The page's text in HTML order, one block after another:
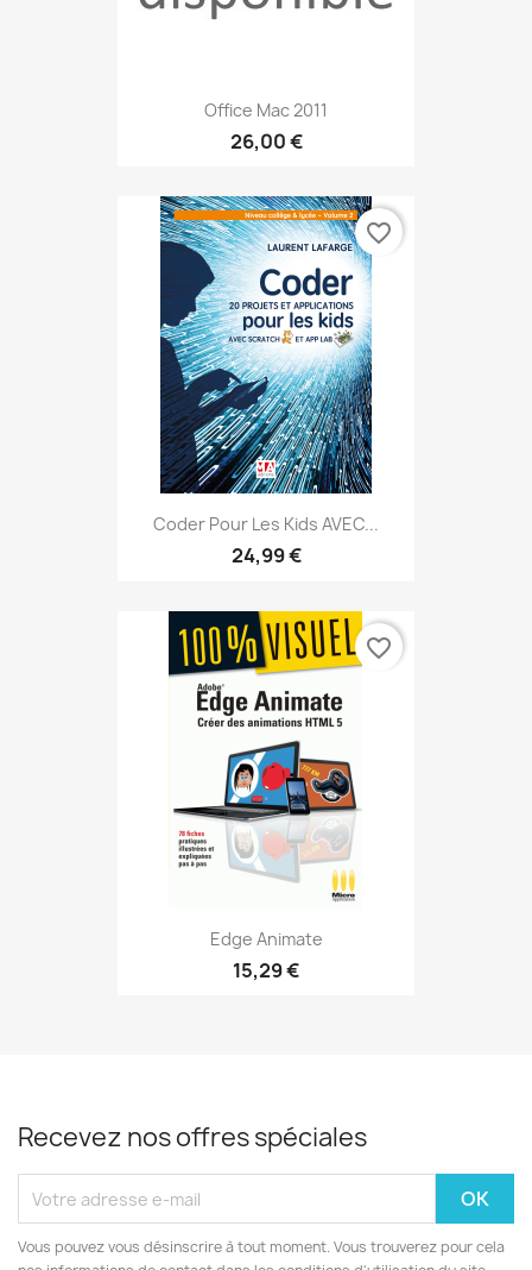
Office Mac 2011
26,00 €
Coder Pour Les Kids AVEC...
24,99 €
favorite_border
Edge Animate
15,29 €
favorite_border
Recevez nos offres spéciales
Vous pouvez vous désinscrire à tout moment. Vous trouverez pour cela